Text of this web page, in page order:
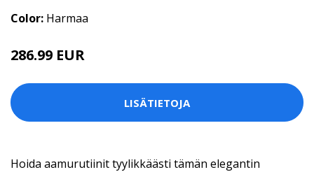
Color: Harmaa
286.99 EUR
LISÄTIETOJA
Hoida aamurutiinit tyylikkäästi tämän elegantin